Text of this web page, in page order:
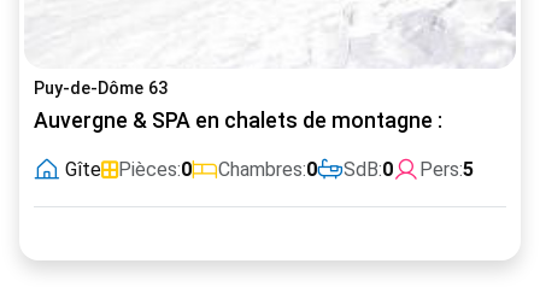
Puy-de-Dôme 63
Auvergne & SPA en chalets de montagne :
Gîte Pièces:0 Chambres:0 SdB:0 Pers:5